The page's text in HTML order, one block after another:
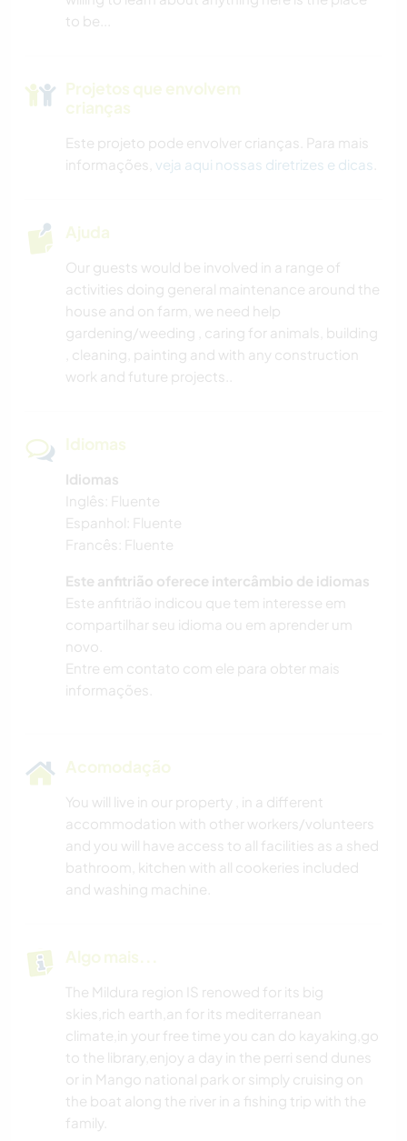
to be...
Projetos que envolvem
crianças
Este projeto pode envolver crianças. Para mais
informações, veja aqui nossas diretrizes e dicas
Ajuda
Our guests would be involved in a range of
activities doing general maintenance around the
house and on farm, we need help
gardening/weeding , caring for animals, building
, cleaning, painting and with any construction
work and future projects..
Idiomas
Idiomas
Inglês: Fluente
Espanhol: Fluente
Francês: Fluente
Este anfitrião oferece intercâmbio de idiomas
Este anfitrião indicou que tem interesse em
compartilhar seu idioma ou em aprender um
novo.
Entre em contato com ele para obter mais
informações.
Acomodação
You will live in our property , in a different
accommodation with other workers/volunteers
and you will have access to all facilities as a shed
bathroom, kitchen with all cookeries included
and washing machine.
Algo mais...
The Mildura region IS renowed for its big
skies,rich earth,an for its mediterranean
climate,in your free time you can do kayaking,go
to the library,enjoy a day in the perri send dunes
or in Mango national park or simply cruising on
the boat along the river in a fishing trip with the
family.